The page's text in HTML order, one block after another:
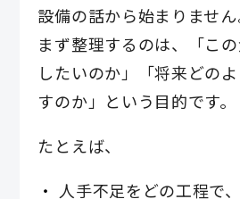
設備の話から始まりません
まず整理するのは、「こ
したいのか」「将来どの
すのか」という目的です。
たとえば、
人手不足をどの工程で